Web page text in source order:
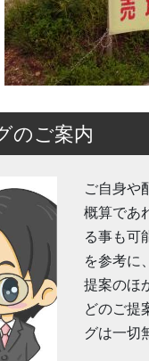
のご案内
ご自身や
概算であ
る事も可
を参考に
提案のほ
どのご提
グは一切